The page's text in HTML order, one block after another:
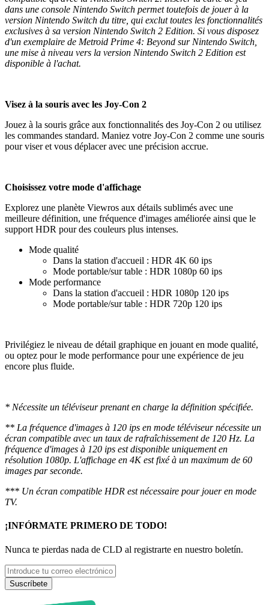
dans une console Nintendo Switch permet toutefois de jouer à la
version Nintendo Switch du titre, qui exclut toutes les fonctionnalités
exclusives à sa version Nintendo Switch 2 Edition. Si vous disposez
d'un exemplaire de Metroid Prime 4: Beyond sur Nintendo Switch,
une mise à niveau vers la version Nintendo Switch 2 Edition est
disponible à l'achat.
Visez à la souris avec les Joy-Con 2
Jouez à la souris grâce aux fonctionnalités des Joy-Con 2 ou utilisez
les commandes standard. Maniez votre Joy-Con 2 comme une souris
pour viser et vous déplacer avec une précision accrue.
Choisissez votre mode d'affichage
Explorez une planète Viewros aux détails sublimés avec une
meilleure définition, une fréquence d'images améliorée ainsi que le
support HDR pour des couleurs plus intenses.
Mode qualité
Dans la station d'accueil : HDR 4K 60 ips
Mode portable/sur table : HDR 1080p 60 ips
Mode performance
Dans la station d'accueil : HDR 1080p 120 ips
Mode portable/sur table : HDR 720p 120 ips
Privilégiez le niveau de détail graphique en jouant en mode qualité,
ou optez pour le mode performance pour une expérience de jeu
encore plus fluide.
* Nécessite un téléviseur prenant en charge la définition spécifiée.
** La fréquence d'images à 120 ips en mode téléviseur nécessite un
écran compatible avec un taux de rafraîchissement de 120 Hz. La
fréquence d'images à 120 ips est disponible uniquement en
résolution 1080p. L'affichage en 4K est fixé à un maximum de 60
images par seconde.
*** Un écran compatible HDR est nécessaire pour jouer en mode
TV.
¡INFÓRMATE PRIMERO DE TODO!
Nunca te pierdas nada de CLD al registrarte en nuestro boletín.
Suscríbete